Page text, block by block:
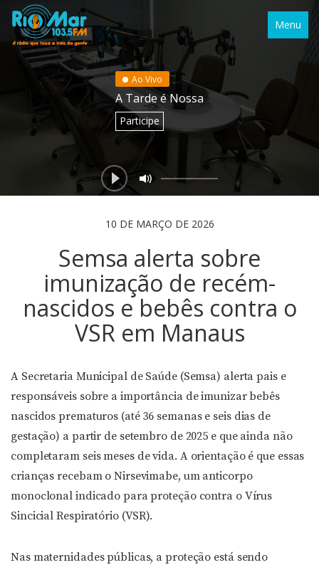
Menu
Ao Vivo
A Tarde é Nossa
Participe
10 DE MARÇO DE 2026
Semsa alerta sobre
imunização de recém-
nascidos e bebês contra o
VSR em Manaus
A Secretaria Municipal de Saúde (Semsa) alerta pais e
responsáveis sobre a importância de imunizar bebês
nascidos prematuros (até 36 semanas e seis dias de
gestação) a partir de setembro de 2025 e que ainda não
completaram seis meses de vida. A orientação é que essas
crianças recebam o Nirsevimabe, um anticorpo
monoclonal indicado para proteção contra o Vírus
Sincicial Respiratório (VSR).
Nas maternidades públicas, a proteção está sendo